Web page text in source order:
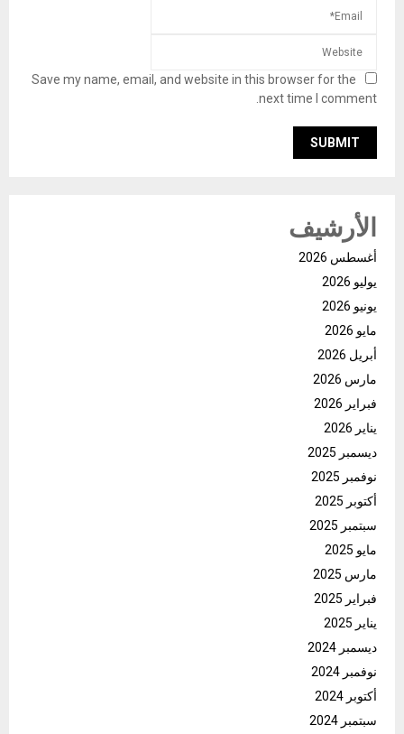
Save my name, email, and website in this browser for the
next time I comment.
الأرشيف
أغسطس 2026
يوليو 2026
يونيو 2026
مايو 2026
أبريل 2026
مارس 2026
فبراير 2026
يناير 2026
ديسمبر 2025
نوفمبر 2025
أكتوبر 2025
سبتمبر 2025
مايو 2025
مارس 2025
فبراير 2025
يناير 2025
ديسمبر 2024
نوفمبر 2024
أكتوبر 2024
سبتمبر 2024